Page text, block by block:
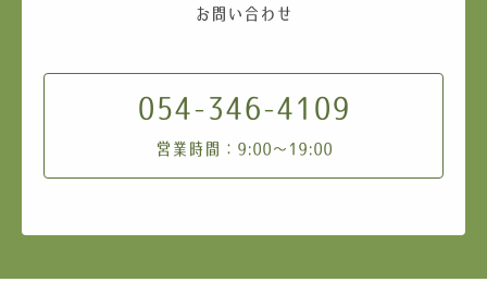
お問い合わせ
054-346-4109
営業時間：9:00～19:00